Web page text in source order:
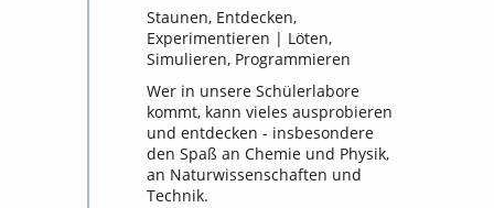
Staunen, Entdecken,
Experimentieren | Löten,
Simulieren, Programmieren
Wer in unsere Schülerlabore
kommt, kann vieles ausprobieren
und entdecken - insbesondere
den Spaß an Chemie und Physik,
an Naturwissenschaften und
Technik.